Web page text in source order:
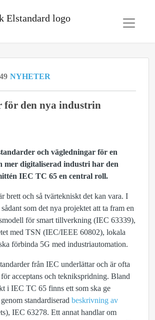
NYHETER
för den nya industrin
och vägledningar för en
mer digitaliserad industri har den
IEC TC 65 en central roll.
brett och så tvärtekniskt det kan vara. I
som det nya projektet att ta fram en
för smart tillverkning (IEC 63339),
med TSN (IEC/IEEE 60802), lokala
förbinda 5G med industriautomation.
från IEC underlättar och är ofta
acceptans och teknikspridning. Bland
i IEC TC 65 finns ett som ska ge
standardiserad beskrivning av
IEC 63278. Ett annat handlar om